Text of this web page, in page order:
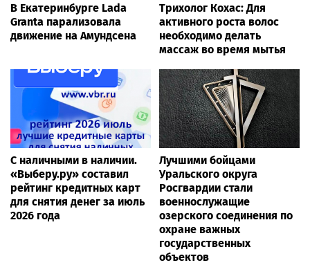
В Екатеринбурге Lada
Granta парализовала
движение на Амундсена
Трихолог Кохас: Для
активного роста волос
необходимо делать
массаж во время мытья
С наличными в наличии.
«Выберу.ру» составил
рейтинг кредитных карт
для снятия денег за июль
2026 года
Лучшими бойцами
Уральского округа
Росгвардии стали
военнослужащие
озерского соединения по
охране важных
государственных
объектов